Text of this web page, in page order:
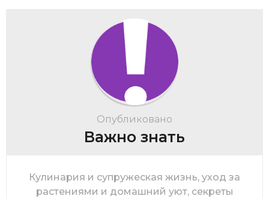
Опубликовано
Важно знать
Кулинария и супружеская жизнь, уход за
растениями и домашний уют, секреты